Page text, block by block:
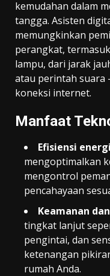
kemudahan dalam
tangga. Asisten
memungkinkan
perangkat,
lampu, dari jarak
atau perintah suara
koneksi internet.
Manfaat
Efisiensi
mengoptimalkan
mengontrol
pencahayaan
Keamanan
tingkat lanjut
pengintai, dan
ketenangan
rumah Anda.